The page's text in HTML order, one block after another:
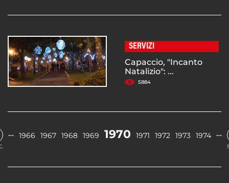
SERVIZI
Capaccio, "Incanto
Natalizio": ...
5884
… 1966 1967 1968 1969 1970 1971 1972 1973 1974 …